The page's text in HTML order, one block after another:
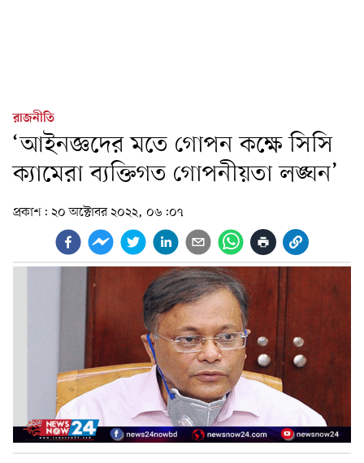
রাজনীতি
‘আইনজ্ঞদের মতে গোপন কক্ষে সিসি
ক্যামেরা ব্যক্তিগত গোপনীয়তা লঙ্ঘন’
প্রকাশ: ২০ অক্টোবর ২০২২, ০৬:০৭